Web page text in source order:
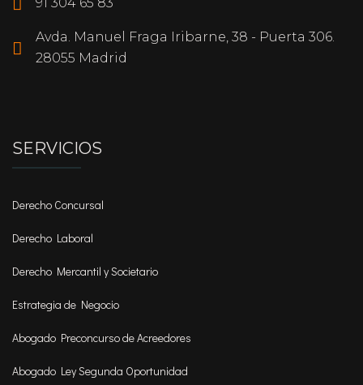
Avda. Manuel Fraga Iribarne, 38 - Puerta 306.
28055 Madrid
SERVICIOS
Derecho Concursal
Derecho Laboral
Derecho Mercantil y Societario
Estrategia de Negocio
Abogado Preconcurso de Acreedores
Abogado Ley Segunda Oportunidad